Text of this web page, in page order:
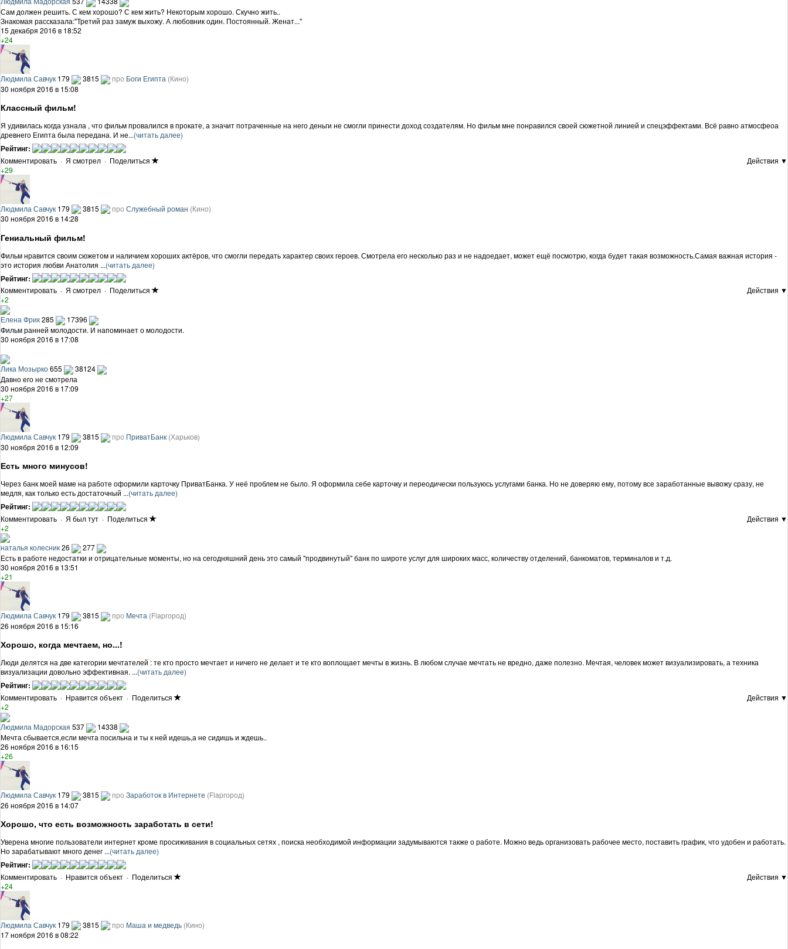
Сам должен решить. С кем хорошо? С кем жить? Некоторым хорошо. Скучно жить..
Знакомая рассказала:"Третий раз замуж выхожу. А любовник один. Постоянный. Женат..."
15 декабря 2016 в 18:52
+24
Людмила Савчук 179 3815 про Боги Египта (Кино)
30 ноября 2016 в 15:08
Классный фильм!
Я удивилась когда узнала , что фильм провалился в прокате, а значит потраченные на него деньги не смогли принести доход создателям. Но фильм мне понравился своей сюжетной линией и спецэффектами. Всё равно атмосфеоа
древнего Египта была передана. И не...(читать далее)
Рейтинг:
Комментировать · Я смотрел · Поделиться
Действия ▼
+29
Людмила Савчук 179 3815 про Служебный роман (Кино)
30 ноября 2016 в 14:28
Гениальный фильм!
Фильм нравится своим сюжетом и наличием хороших актёров, что смогли передать характер своих героев. Смотрела его несколько раз и не надоедает, может ещё посмотрю, когда будет такая возможность.Самая важная история -
это история любви Анатолия ...(читать далее)
Рейтинг:
Комментировать · Я смотрел · Поделиться
Действия ▼
+2
Елена Фрик285
17396
Фильм ранней молодости. И напоминает о молодости.
30 ноября 2016 в 17:08
Лика Мозырко655
38124
Давно его не смотрела
30 ноября 2016 в 17:09
+27
Людмила Савчук 179 3815 про ПриватБанк (Харьков)
30 ноября 2016 в 12:09
Есть много минусов!
Через банк моей маме на работе оформили карточку ПриватБанка. У неё проблем не было. Я оформила себе карточку и переодически пользуюсь услугами банка. Но не доверяю ему, потому все заработанные вывожу сразу, не
медля, как только есть достаточный ...(читать далее)
Рейтинг:
Комментировать · Я был тут · Поделиться
Действия ▼
+2
наталья колесник26
277
Есть в работе недостатки и отрицательные моменты, но на сегодняшний день это самый "продвинутый" банк по широте услуг для широких масс, количеству отделений, банкоматов, терминалов и т.д.
30 ноября 2016 в 13:51
+21
Людмила Савчук 179 3815 про Мечта (Flapгород)
26 ноября 2016 в 15:16
Хорошо, когда мечтаем, но...!
Люди делятся на две категории мечтателей : те кто просто мечтает и ничего не делает и те кто воплощает мечты в жизнь. В любом случае мечтать не вредно, даже полезно. Мечтая, человек может визуализировать, а техника
визуализации довольно эффективная. ...(читать далее)
Рейтинг:
Комментировать · Нравится объект · Поделиться
Действия ▼
+2
Людмила Мадорская 537
14338
Мечта сбывается,если мечта посильна и ты к ней идешь,а не сидишь и ждешь..
26 ноября 2016 в 16:15
+26
Людмила Савчук 179 3815 про Заработок в Интернете (Flapгород)
26 ноября 2016 в 14:07
Хорошо, что есть возможность заработать в сети!
Уверена многие пользователи интернет кроме просиживания в социальных сетях , поиска необходимой информации задумываются также о работе. Можно ведь организовать рабочее место, поставить график, что удобен и работать.
Но зарабатывают много денег ...(читать далее)
Рейтинг:
Комментировать · Нравится объект · Поделиться
Действия ▼
+24
Людмила Савчук 179 3815 про Маша и медведь (Кино)
17 ноября 2016 в 08:22